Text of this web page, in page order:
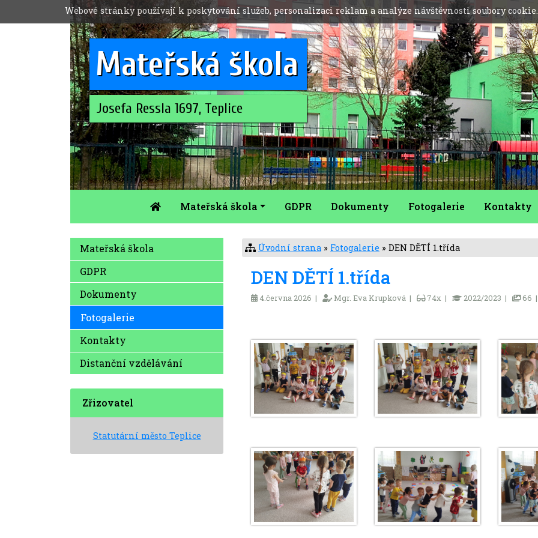
Mateřská škola
Josefa Ressla 1697, Teplice
Mateřská škola GDPR Dokumenty Fotogalerie Kontakty
Úvodní strana » Fotogalerie » DEN DĚTÍ 1.třída
DEN DĚTÍ 1.třída
4.června 2026 | Mgr. Eva Krupková | 74x | 2022/2023 | 66
Mateřská škola
GDPR
Dokumenty
Fotogalerie
Kontakty
Distanční vzdělávání
Zřizovatel
Statutární město Teplice
Webové stránky používají k poskytování služeb, personalizaci reklam a analýze návštěvnosti soubory